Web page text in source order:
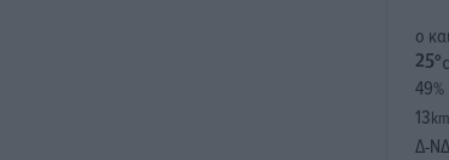
o
25°
49%
13
Δ-ΝΔ